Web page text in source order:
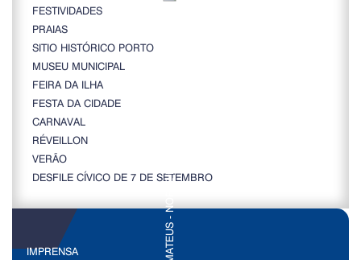
FESTIVIDADES
PRAIAS
SITIO HISTÓRICO PORTO
MUSEU MUNICIPAL
FEIRA DA ILHA
FESTA DA CIDADE
CARNAVAL
RÉVEILLON
VERÃO
DESFILE CÍVICO DE 7 DE SETEMBRO
IMPRENSA